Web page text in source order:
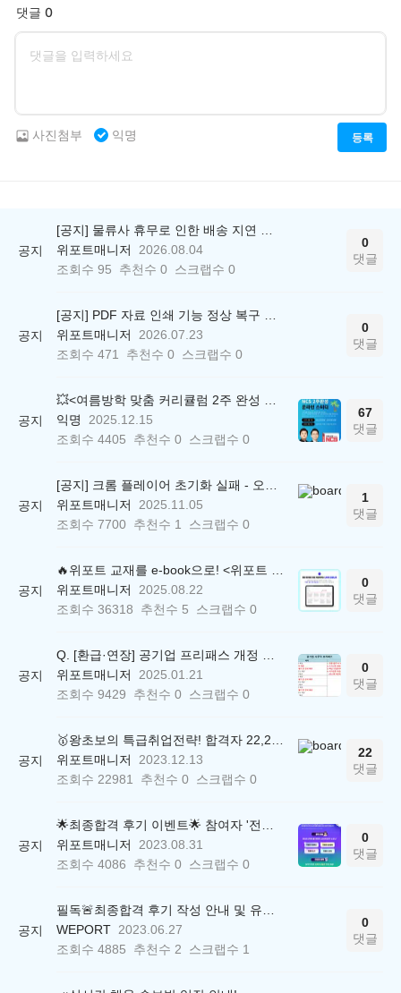
댓글 0
등록
사진첨부 익명
공지
위포트매니저
2026.08.04
조회수 95 추천수 0 스크랩수 0
0
댓글
공지
위포트매니저
2026.07.23
조회수 471 추천수 0 스크랩수 0
0
댓글
공지
익명
2025.12.15
조회수 4405 추천수 0 스크랩수 0
67
댓글
공지
위포트매니저
2025.11.05
조회수 7700 추천수 1 스크랩수 0
1
댓글
공지
위포트매니저
2025.08.22
조회수 36318 추천수 5 스크랩수 0
0
댓글
공지
위포트매니저
2025.01.21
조회수 9429 추천수 0 스크랩수 0
0
댓글
공지
위포트매니저
2023.12.13
조회수 22981 추천수 0 스크랩수 0
22
댓글
공지
위포트매니저
2023.08.31
조회수 4086 추천수 0 스크랩수 0
0
댓글
공지
WEPORT 2023.06.27
조회수 4885 추천수 2 스크랩수 1
0
댓글